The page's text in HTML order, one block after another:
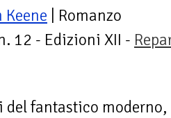
Keene | Romanzo
12 - Edizioni XII -
fantastico moderno,